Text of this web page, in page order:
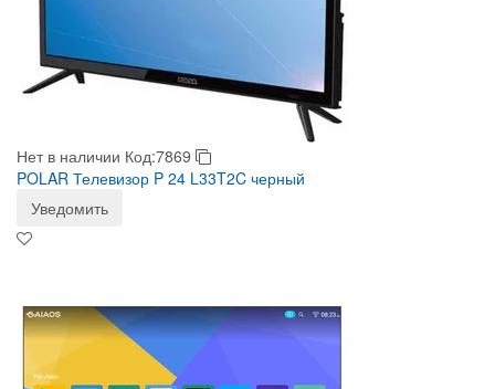
Нет в наличии Код:7869
POLAR Телевизор P 24 L33T2C черный
Уведомить